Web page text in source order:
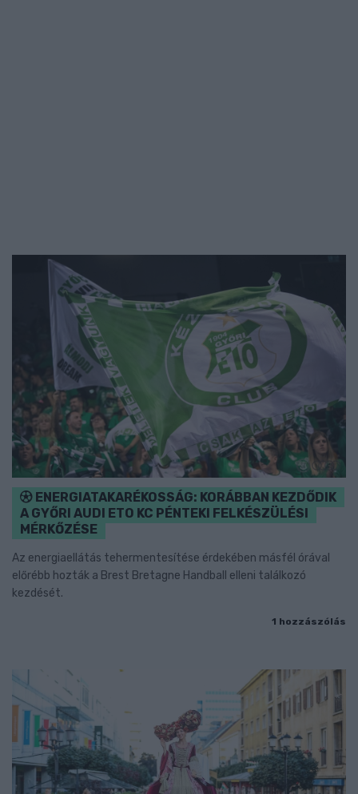
ENERGIATAKARÉKOSSÁG: KORÁBBAN KEZDŐDIK
A GYŐRI AUDI ETO KC PÉNTEKI FELKÉSZÜLÉSI
MÉRKŐZÉSE
Az energiaellátás tehermentesítése érdekében másfél órával
előrébb hozták a Brest Bretagne Handball elleni találkozó
kezdését.
1 hozzászólás